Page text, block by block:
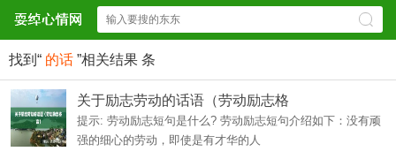
找到“ 的话 ”相关结果 条
关于励志劳动的话语（劳动励志格
提示: 劳动励志短句是什么? 劳动励志短句介绍如下：没有顽
强的细心的劳动，即使是有才华的人